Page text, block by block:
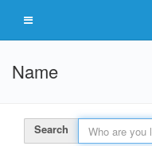
Name
Search